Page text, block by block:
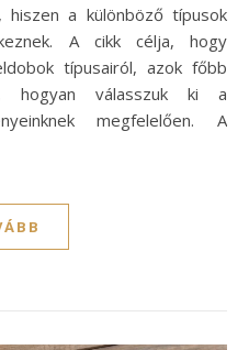
a különböző típusok
A cikk célja, hogy
típusairól, azok főbb
hogyan válasszuk ki a
megfelelően. A